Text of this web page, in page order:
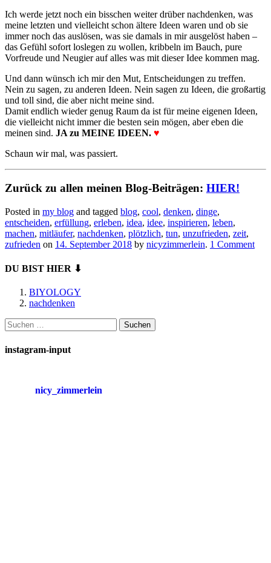
Ich werde jetzt noch ein bisschen weiter drüber nachdenken, was
meine letzten und vielleicht schon ältere Ideen waren und ob sie
immer noch das auslösen, was sie damals in mir ausgelöst haben –
das Gefühl sofort loslegen zu wollen, kribbeln im Bauch, pure
Vorfreude und Neugier auf alles was mit dieser Idee kommen mag.
Und dann wünsch ich mir den Mut, Entscheidungen zu treffen.
Nein zu sagen, zu anderen Ideen. Nein sagen zu Ideen, die großartig
und toll sind, die aber nicht meine sind.
Damit endlich wieder genug Raum da ist für meine eigenen Ideen,
die vielleicht nicht immer die besten sein mögen, aber eben die
meinen sind. JA zu MEINE IDEEN. ♥
Schaun wir mal, was passiert.
Zurück zu allen meinen Blog-Beiträgen: HIER!
Posted in my blog and tagged blog, cool, denken, dinge,
entscheiden, erfüllung, erleben, idea, idee, inspirieren, leben,
machen, mitläufer, nachdenken, plötzlich, tun, unzufrieden, zeit,
zufrieden on 14. September 2018 by nicyzimmerlein. 1 Comment
DU BIST HIER ⬇
BIYOLOGY
nachdenken
Suchen
nach:
instagram-input
nicy_zimmerlein